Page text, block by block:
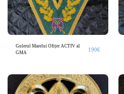
Gulerul Marelui Ofițer ACTIV al
GMA
190€